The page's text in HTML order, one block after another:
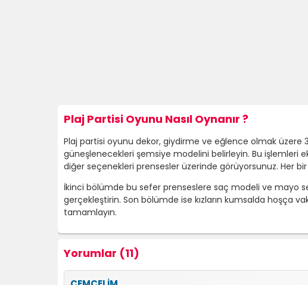
Plaj Partisi Oyunu Nasıl Oynanır ?
Plaj partisi oyunu dekor, giydirme ve eğlence olmak üzere
güneşlenecekleri şemsiye modelini belirleyin. Bu işlemleri
diğer seçenekleri prensesler üzerinde görüyorsunuz. Her
İkinci bölümde bu sefer prenseslere saç modeli ve mayo
gerçekleştirin. Son bölümde ise kızların kumsalda hoşça
tamamlayın.
Yorumlar (11)